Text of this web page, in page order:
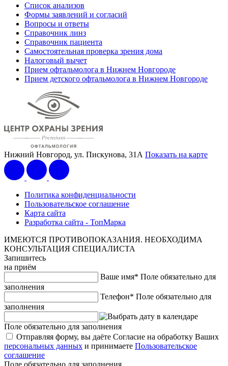
Список анализов
Формы заявлений и согласий
Вопросы и ответы
Справочник линз
Справочник пациента
Самостоятельная проверка зрения дома
Налоговый вычет
Прием офтальмолога в Нижнем Новгороде
Прием детского офтальмолога в Нижнем Новгороде
Нижний Новгород, ул. Пискунова, 31А Показать на карте
Политика конфиденциальности
Пользовательское соглашение
Карта сайта
Разработка сайта - ТопМарка
ИМЕЮТСЯ ПРОТИВОПОКАЗАНИЯ. НЕОБХОДИМА
КОНСУЛЬТАЦИЯ СПЕЦИАЛИСТА
Запишитесь
на приём
Ваше имя* Поле обязательно для
заполнения
Телефон* Поле обязательно для
заполнения
Поле обязательно для заполнения
Отправляя форму, вы даёте Согласие на обработку Ваших
персональных данных и принимаете Пользовательское
соглашение
Поле обязательно для заполнения